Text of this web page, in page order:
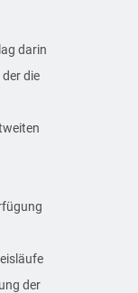
darin
die
der